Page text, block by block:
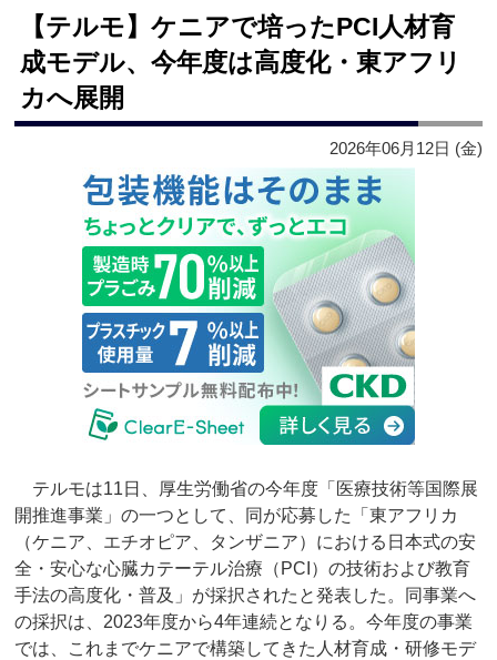
【テルモ】ケニアで培ったPCI人材育
成モデル、今年度は高度化・東アフリ
カへ展開
2026年06月12日 (金)
テルモは11日、厚生労働省の今年度「医療技術等国際展
開推進事業」の一つとして、同が応募した「東アフリカ
（ケニア、エチオピア、タンザニア）における日本式の安
全・安心な心臓カテーテル治療（PCI）の技術および教育
手法の高度化・普及」が採択されたと発表した。同事業へ
の採択は、2023年度から4年連続となりる。今年度の事業
では、これまでケニアで構築してきた人材育成・研修モデ